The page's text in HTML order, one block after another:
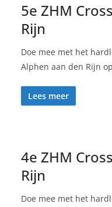
5e ZHM
Rijn
Doe mee met het
Alphen aan den Rijn
Lees meer
4e ZHM
Rijn
Doe mee met het